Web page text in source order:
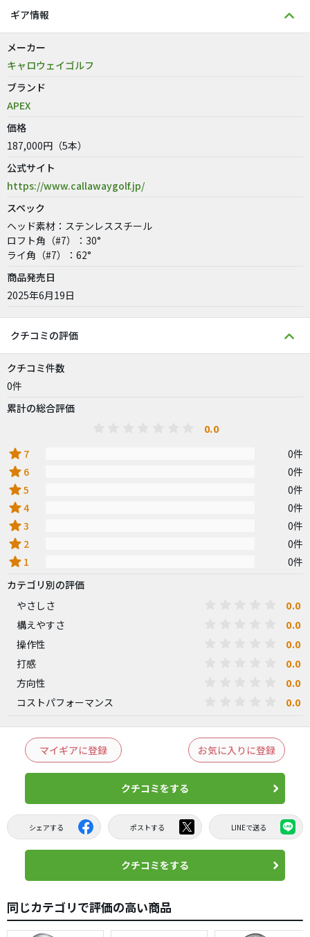
ギア情報
メーカー
キャロウェイゴルフ
ブランド
APEX
価格
187,000円（5本）
公式サイト
https://www.callawaygolf.jp/
スペック
ヘッド素材：ステンレススチール
ロフト角（#7）：30°
ライ角（#7）：62°
商品発売日
2025年6月19日
クチコミの評価
クチコミ件数
0件
累計の総合評価
0.0
star 7 0件
star 6 0件
star5 0件
star4 0件
star3 0件
star 2 0件
star 1
0件
カテゴリ別の評価
やさしさ
0.0
構えやすさ 0.0
操作性 0.0
打感 0.0
方向性 0.0
コストパフォーマンス 0.0
マイギアに登録 お気に入りに登録
クチコミをする
シェアする ポストする LINEで送る
クチコミをする
同じカテゴリで評価の高い商品